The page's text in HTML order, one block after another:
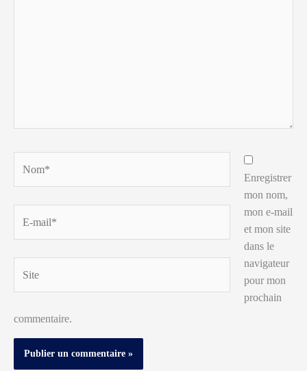
mail*
Enregistrer
mon nom,
mon e-mail
et mon site
dans le
navigateur
pour mon
prochain
commentaire.